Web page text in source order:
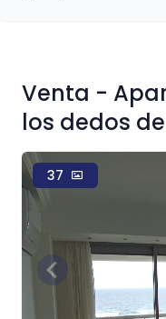
Venta -
los dedos
37